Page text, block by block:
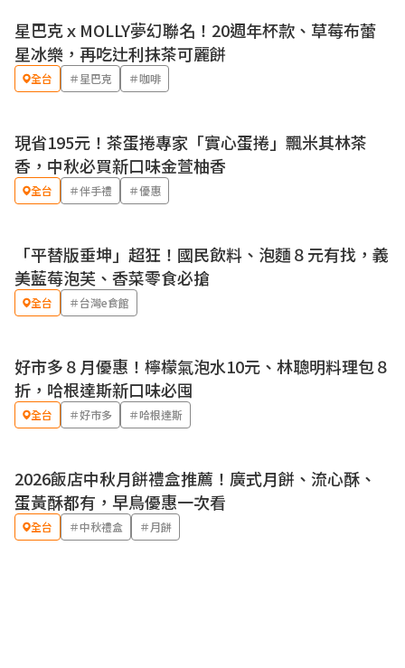
星巴克ｘMOLLY夢幻聯名！20週年杯款、草莓布蕾
星冰樂，再吃辻利抹茶可麗餅
全台 ＃星巴克 ＃咖啡
優惠
現省195元！茶蛋捲專家「實心蛋捲」飄米其林茶
香，中秋必買新口味金萱柚香
全台 ＃伴手禮 ＃優惠
「平替版垂坤」超狂！國民飲料、泡麵８元有找，義
美藍莓泡芙、香菜零食必搶
全台 ＃台灣e食館
好市多８月優惠！檸檬氣泡水10元、林聰明料理包８
折，哈根達斯新口味必囤
全台 ＃好市多 ＃哈根達斯
2026飯店中秋月餅禮盒推薦！廣式月餅、流心酥、
蛋黃酥都有，早鳥優惠一次看
全台 ＃中秋禮盒 ＃月餅